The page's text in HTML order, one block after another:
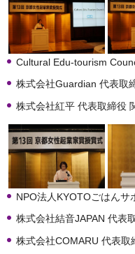
Cultural Edu-tourism
株式会社Guardian 代表取
株式会社紅平 代表取締役
NPO法人KYOTOごはんサ
株式会社結音JAPAN 代表
株式会社COMARU 代表取